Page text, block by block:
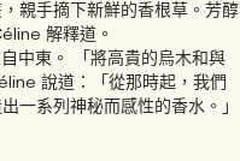
親手摘下新鮮的香根草。芳醇
解釋道。
中東。 「將高貴的烏木和與
說道：「從那時起，我們
一系列神秘而感性的香水。」